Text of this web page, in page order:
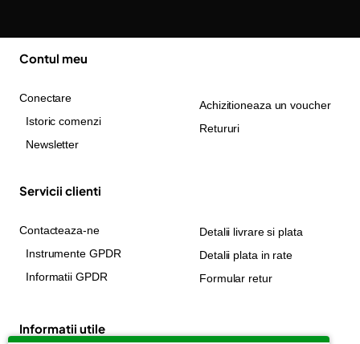
Contul meu
Conectare
Istoric comenzi
Newsletter
Achizitioneaza un voucher
Retururi
Servicii clienti
Contacteaza-ne
Instrumente GPDR
Informatii GPDR
Detalii livrare si plata
Detalii plata in rate
Formular retur
Informatii utile